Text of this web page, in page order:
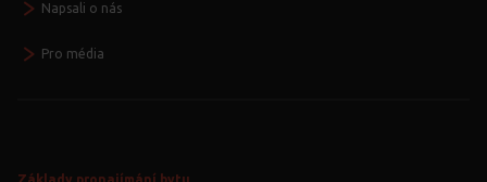
Napsali o nás
Pro média